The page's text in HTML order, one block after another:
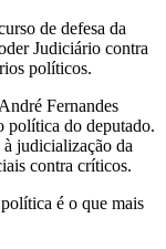
de defesa da
Judiciário contra
políticos.
Fernandes
política do deputado.
judicialização da
contra críticos.
é o que mais